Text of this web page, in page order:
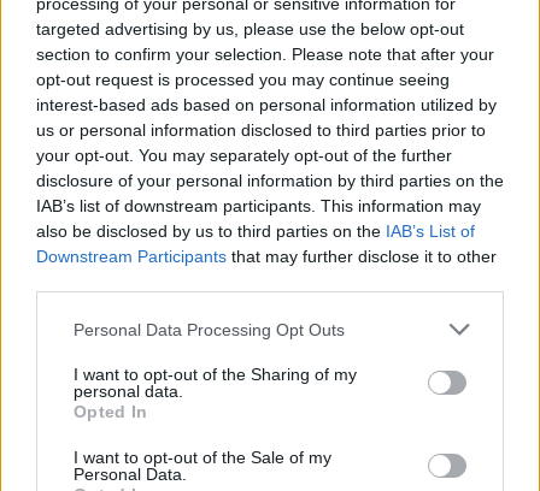
targeted advertising by us, please use the below opt-out
section to confirm your selection. Please note that after your
opt-out request is processed you may continue seeing
interest-based ads based on personal information utilized by
us or personal information disclosed to third parties prior to
your opt-out. You may separately opt-out of the further
disclosure of your personal information by third parties on the
IAB’s list of downstream participants. This information may
also be disclosed by us to third parties on the IAB’s List of
Downstream Participants that may further disclose it to other
Personal Data Processing Opt Outs
I want to opt-out of the Sharing of my
personal data.
Opted In
I want to opt-out of the Sale of my
Personal Data.